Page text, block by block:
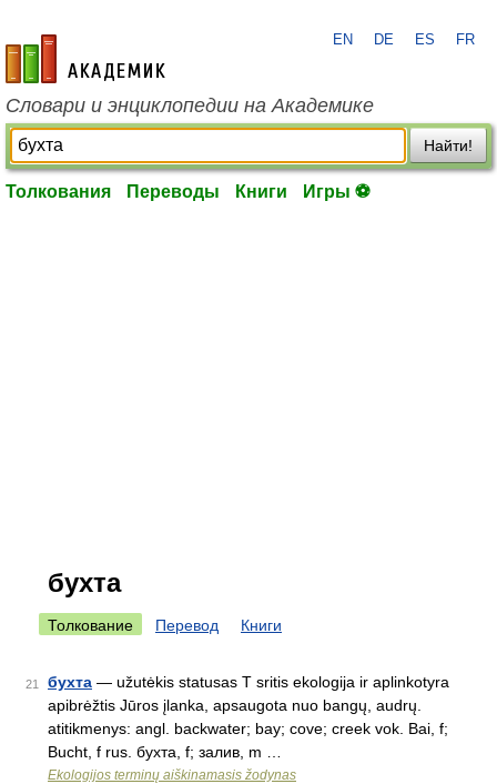
academic.ru
EN DE ES FR
Словари и энциклопедии на Академике
Найти!
Толкования Переводы Книги Игры ⚽
бухта
Толкование Перевод Книги
21 бухта — užutėkis statusas T sritis ekologija ir aplinkotyra
apibrėžtis Jūros įlanka, apsaugota nuo bangų, audrų.
atitikmenys: angl. backwater; bay; cove; creek vok. Bai, f;
Bucht, f rus. бухта, f; залив, m …
Ekologijos terminų aiškinamasis žodynas